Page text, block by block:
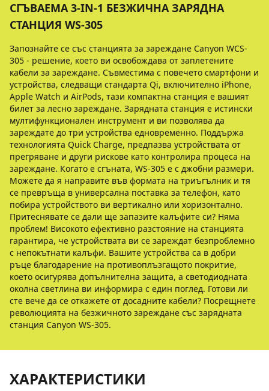
СГЪВАЕМА 3-IN-1 БЕЗЖИЧНA ЗАРЯДНА
СТАНЦИЯ WS-305
Запознайте се със станцията за зареждане Canyon WCS-
305 - решение, което ви освобождава от заплетените
кабели за зареждане. Съвместима с повечето смартфони и
устройства, следващи стандарта Qi, включително iPhone,
Apple Watch и AirPods, тази компактна станция е вашият
билет за лесно зареждане. Зарядната станция е истински
мултифункционален инструмент и ви позволява да
зареждате до три устройства едновременно. Поддържа
технологията Quick Charge, предпазва устройствата от
прегряване и други рискове като контролира процеса на
зареждане. Когато е сгъната, WS-305 е с джобни размери.
Можете да я направите във формата на триъгълник и тя
се превръща в универсална поставка за телефон, като
побира устройството ви вертикално или хоризонтално.
Притеснявате се дали ще запазите калъфите си? Няма
проблем! Високото ефективно разстояние на станцията
гарантира, че устройствата ви се зареждат безпроблемно
с непокътнати калъфи. Вашите устройства са в добри
ръце благодарение на противоплъзгащото покритие,
което осигурява допълнителна защита, а светодиодната
околна светлина ви информира с един поглед. Готови ли
сте вече да се откажете от досадните кабели? Посрещнете
революцията на безжичното зареждане със зарядната
станция Canyon WS-305.
ХАРАКТЕРИСТИКИ